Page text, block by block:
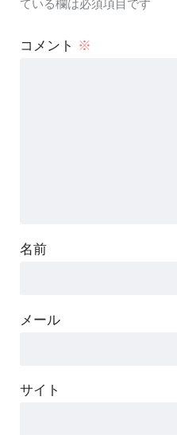
ている欄は必須項目です
コメント ※
名前
メール
サイト